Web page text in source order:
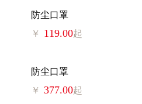
防尘口罩
￥ 119.00起
防尘口罩
￥ 377.00起